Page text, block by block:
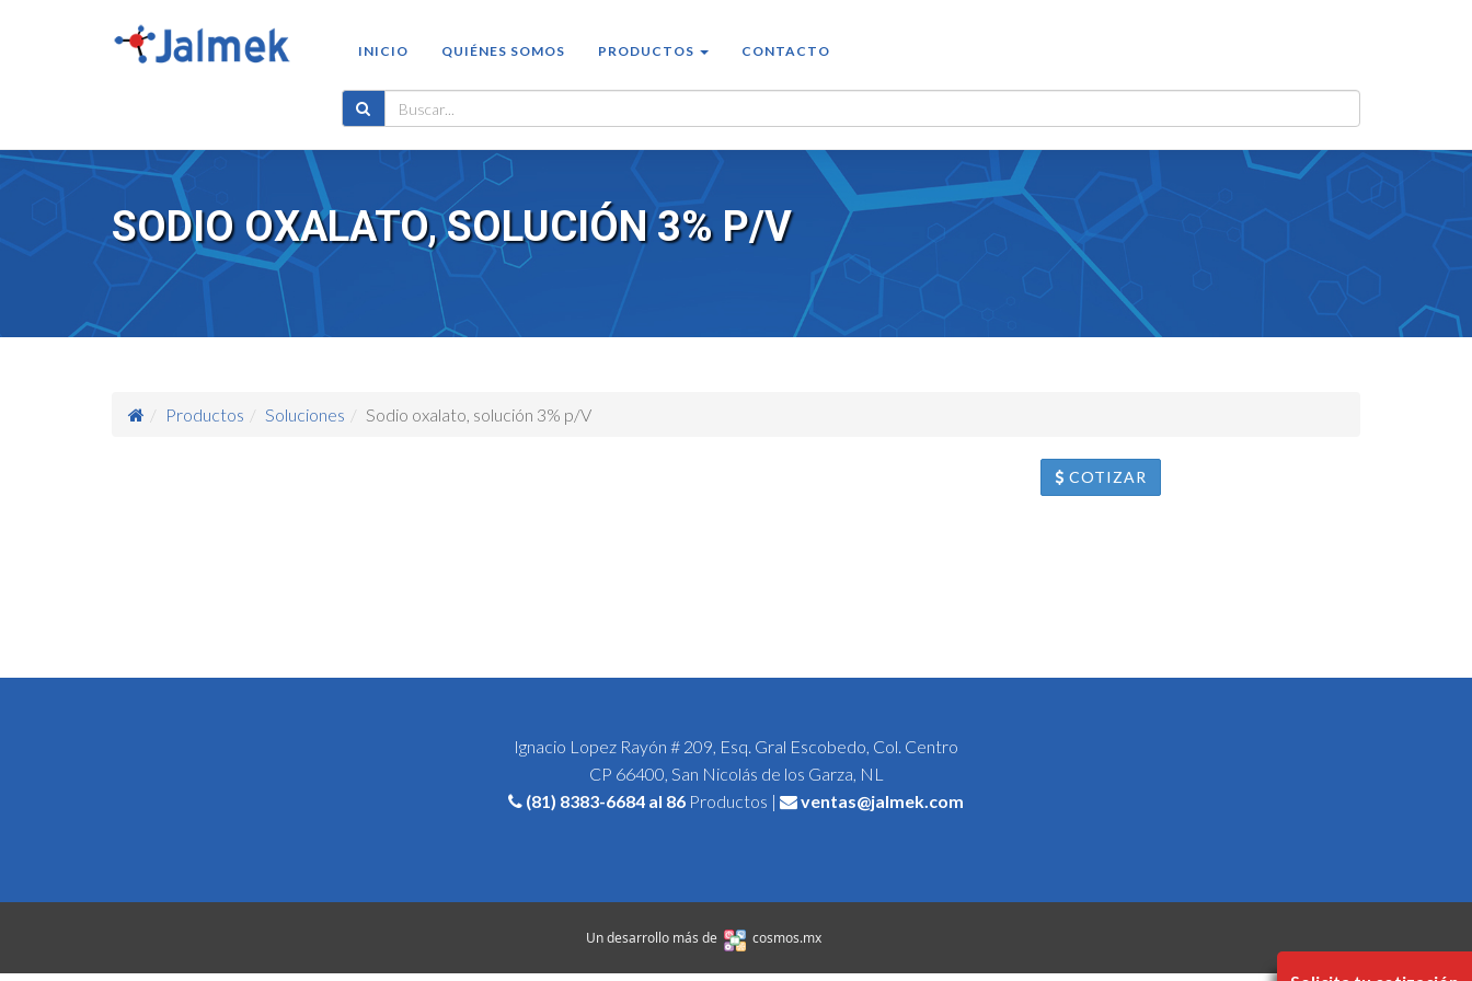
INICIO QUIÉNES SOMOS PRODUCTOS CONTACTO
SODIO OXALATO, SOLUCIÓN 3% P/V
Productos Soluciones Sodio oxalato, solución 3% p/V
COTIZAR
Ignacio Lopez Rayón # 209, Esq. Gral Escobedo, Col. Centro
CP 66400, San Nicolás de los Garza, NL
(81) 8383-6684 al 86 Productos | ventas@jalmek.com
Un desarrollo más de cosmos.mx